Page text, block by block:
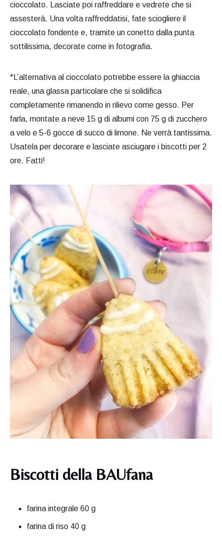
cioccolato. Lasciate poi raffreddare e vedrete che si
assesterà. Una volta raffreddatisi, fate sciogliere il
cioccolato fondente e, tramite un conetto dalla punta
sottilissima, decorate come in fotografia.
*L’alternativa al cioccolato potrebbe essere la ghiaccia
reale, una glassa particolare che si solidifica
completamente rimanendo in rilievo come gesso. Per
farla, montate a neve 15 g di albumi con 75 g di zucchero
a velo e 5-6 gocce di succo di limone. Ne verrà tantissima.
Usatela per decorare e lasciate asciugare i biscotti per 2
ore. Fatti!
Biscotti della BAUfana
farina integrale 60 g
farina di riso 40 g